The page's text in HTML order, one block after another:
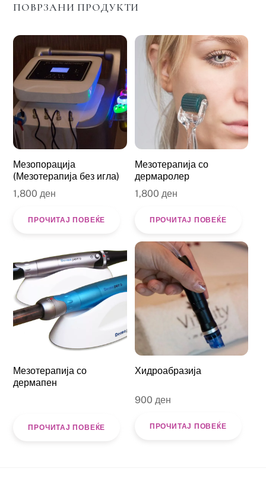
ПОВРЗАНИ ПРОДУКТИ
Мезопорација
(Мезотерапија без игла)
1,800 ден
ПРОЧИТАЈ ПОВЕЌЕ
Мезотерапија со
дермаролер
1,800 ден
ПРОЧИТАЈ ПОВЕЌЕ
Мезотерапија со
дермапен
ПРОЧИТАЈ ПОВЕЌЕ
Хидроабразија
900 ден
ПРОЧИТАЈ ПОВЕЌЕ